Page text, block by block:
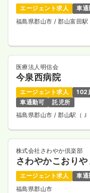
エージェント求人
車通
福島県郡山市 / 郡山富田
医療法人明信会
今泉西病院
エージェント求人 102
車通勤可
託児所
福島県郡山市/ 郡山駅（
株式会社さわやか倶楽部
さわやかこおりや
エージェント求人
車通
福島県郡山市